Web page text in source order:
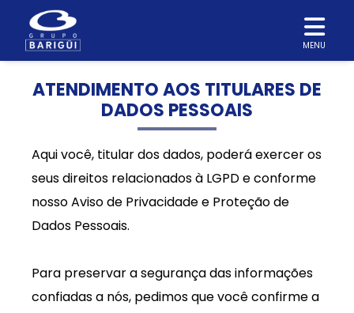
MENU
ATENDIMENTO AOS TITULARES DE
DADOS PESSOAIS
Aqui você, titular dos dados, poderá exercer os
seus direitos relacionados à LGPD e conforme
nosso Aviso de Privacidade e Proteção de
Dados Pessoais.
Para preservar a segurança das informações
confiadas a nós, pedimos que você confirme a